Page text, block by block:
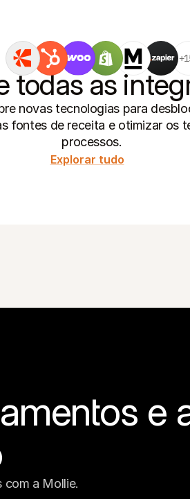
todas as
novas tecnologias para
fontes de receita e otimizar os
processos.
Explorar tudo
e
com a Mollie.